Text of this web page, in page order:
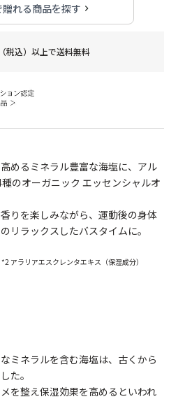
れる商品を探す
税込）以上で送料無料
めるミネラル豊富な海塩に、アル
種のオーガニック エッセンシャルオ
りを楽しみながら、運動後の身体
リラックスしたバスタイムに。
アラリアエスクレンタエキス（保湿成分）
ミネラルを含む海塩は、古くから
た。
を整え保湿効果を高めるといわれ